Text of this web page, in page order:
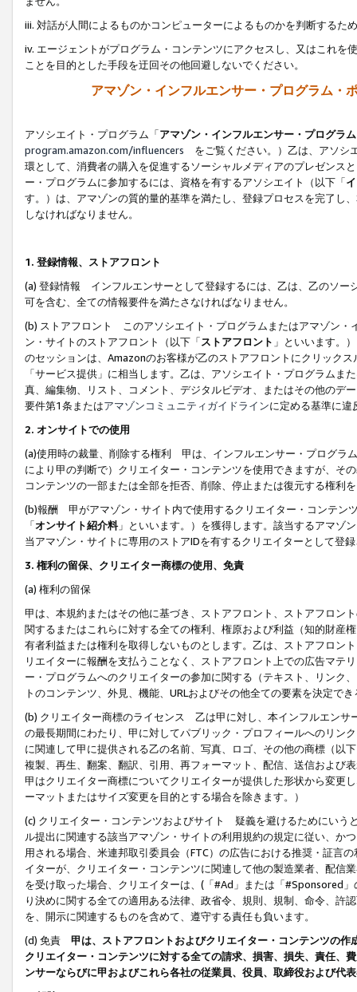
iii. 対話が人間によるものかコンピューターによるものかを判断するた
iv. エージェントがプログラム・コンテンツにアクセスし、又はこれ
ことを目的とした手段を迂回その他回避しないでください。
アマゾン・インフルエンサー・プログラム・
アソシエイト・プログラム「アマゾン・インフルエンサー・プログラム
program.amazon.com/influencers をご覧ください。）乙は、アソシ
環として、消費者の購入を促進するソーシャルメディアのプレゼンス
ー・プログラムに参加するには、資格を有するアソシエイト（以下「
す。）は、アマゾンの質的量的基準を満たし、登録プロセスを完了し、
しなければなりません。
1. 登録情報、ストアフロント
(a) 登録情報 インフルエンサーとして登録するには、乙は、乙のソー
可を含む、全ての情報要件を満たさなければなりません。
(b) ストアフロント このアソシエイト・プログラムまたはアマゾン・
ン・サイトのストアフロント（以下「ストアフロント 」といいます。
のセッションは、Amazonのお客様が乙のストアフロントにクリック
「サービス提供」に相当します。乙は、アソシエイト・プログラム
真、編集物、リスト、コメント、デジタルビデオ、またはその他のデ
要件第1条またはアマゾンコミュニティガイドラインに定める基準に違
2. オンサイトでの使用
(a)使用時の裁量、削除する権利 甲は、インフルエンサー・プログラ
により甲の判断で）クリエイター・コンテンツを使用できますが、そ
コンテンツの一部または全部を拒否、削除、停止または復元する権利
(b)報酬 甲がアマゾン・サイト内で使用するクリエイター・コンテン
「オンサイト紹介料」といいます。）を獲得します。該当するアマゾ
当アマゾン・サイトに専用のストアIDを有するクリエイターとして登
3. 権利の留保、クリエイター商標の使用、免責
(a) 権利の留保
甲は、本規約またはその他に基づき、ストアフロント、ストアフロン
関するまたはこれらに対する全ての権利、権原および利益（知的財産
有者利益または権利を取得しないものとします。乙は、ストアフロン
リエイターに報酬を支払うことなく、ストアフロント上での広告マテ
ー・プログラムへのクリエイターの参加に関する（テキスト、リンク
トのコンテンツ、外見、機能、URLおよびその他全ての要素を決定で
(b) クリエイター商標のライセンス 乙は甲に対し、本インフルエンサ
の最長期間にわたり、甲に対してパブリック・プロフィールへのリン
に関連して甲に提供される乙の名前、写真、ロゴ、その他の商標（以
複製、再生、翻案、翻訳、引用、再フォーマット、配信、送信および
甲はクリエイター商標についてクリエイターが提供した形状から変更
ーマットまたはサイズ変更を目的とする場合を除きます。）
(c) クリエイター・コンテンツおよびサイト 疑義を避けるためにいう
ル提出に関連する該当アマゾン・サイトの利用規約の規定に従い、か
用される場合、米連邦取引委員会（FTC）の広告における推奨・証言
イターが、クリエイター・コンテンツに関連して他の製造業者、配信
を受け取った場合、クリエイターは、(「#Ad」または「#Sponsored
り決めに関する全ての適用ある法律、政省令、規則、規制、命令、許
を、開示に関連するものを含めて、遵守する責任も負います。
(d) 免責 甲は、ストアフロントおよびクリエイター・コンテンツの
クリエイター・コンテンツに対する全ての請求、損害、損失、責任、
ンサーならびに甲およびこれら各社の従業員、役員、取締役および代